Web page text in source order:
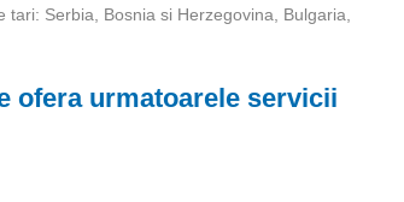
Serbia, Bosnia si Herzegovina, Bulgaria,
ofera urmatoarele servicii